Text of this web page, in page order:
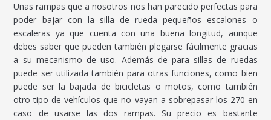
Unas rampas que a nosotros nos han parecido perfectas para
poder bajar con la silla de rueda pequeños escalones o
escaleras ya que cuenta con una buena longitud, aunque
debes saber que pueden también plegarse fácilmente gracias
a su mecanismo de uso. Además de para sillas de ruedas
puede ser utilizada también para otras funciones, como bien
puede ser la bajada de bicicletas o motos, como también
otro tipo de vehículos que no vayan a sobrepasar los 270 en
caso de usarse las dos rampas. Su precio es bastante